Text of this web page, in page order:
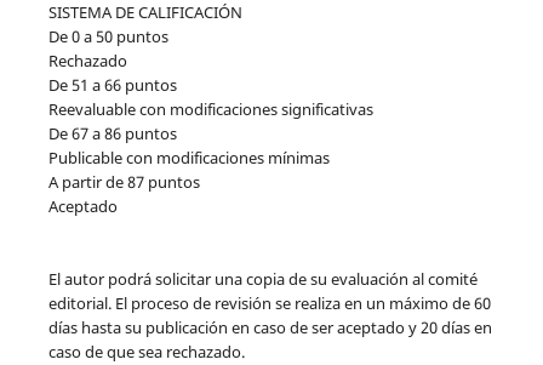
SISTEMA DE CALIFICACIÓN
De 0 a 50 puntos
Rechazado
De 51 a 66 puntos
Reevaluable con modificaciones significativas
De 67 a 86 puntos
Publicable con modificaciones mínimas
A partir de 87 puntos
Aceptado
El autor podrá solicitar una copia de su evaluación al comité
editorial. El proceso de revisión se realiza en un máximo de 60
días hasta su publicación en caso de ser aceptado y 20 días en
caso de que sea rechazado.